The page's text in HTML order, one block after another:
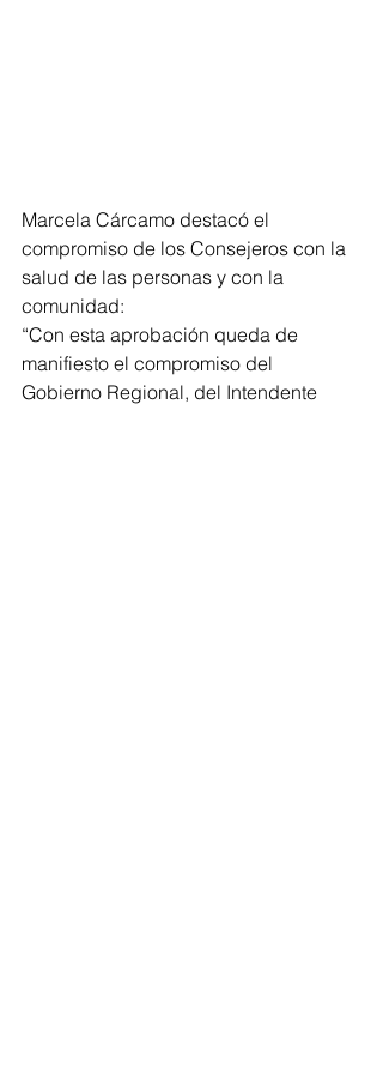
Marcela Cárcamo destacó el
compromiso de los Consejeros con la
salud de las personas y con la
comunidad:
“Con esta aprobación queda de
manifiesto el compromiso del
Gobierno Regional, del Intendente